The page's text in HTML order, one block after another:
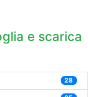
e scarica
28